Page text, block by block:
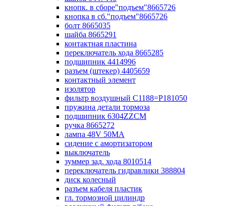
кнопк. в сборе"подъем"8665726
кнопка в сб."подъем"8665726
болт 8665035
шайба 8665291
контактная пластина
переключатель хода 8665285
подшипник 4414996
разъем (штекер) 4405659
контактный элемент
изолятор
фильтр воздушный С1188=P181050
пружина детали тормоза
подшипник 6304ZZCM
ручка 8665272
лампа 48V 50МА
сидение с амортизатором
выключатель
зуммер зад. хода 8010514
переключатель гидравлики 388804
диск колесный
разъем кабеля пластик
гл. тормозной цилиндр